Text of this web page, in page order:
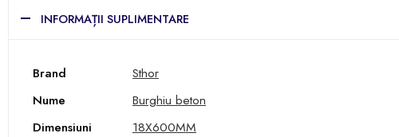
INFORMAȚII SUPLIMENTARE
Brand
Sthor
Nume
Burghiu beton
Dimensiuni
18X600MM